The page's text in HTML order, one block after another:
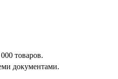
товаров.
документами.